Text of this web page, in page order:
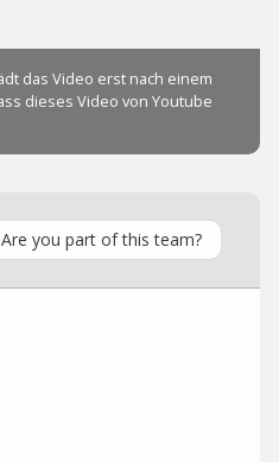
Are you part of this team?